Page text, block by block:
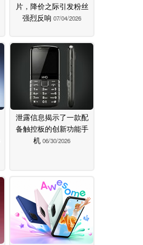
片，降价之际引发粉丝
强烈反响 07/04/2026
泄露信息揭示了一款配
备触控板的创新功能手
机 06/30/2026